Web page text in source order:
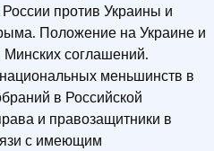
против Украины и
Положение на Украине и
соглашений.
меньшинств в
в Российской
и правозащитники в
с имеющим